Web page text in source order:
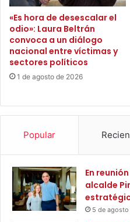
n
e
l
p
r
o
g
a
m
e
p
e
r
t
a
s
a
o
g
a
p
e
s
«Es hora de desescalar el
odio»: Laura Beltrán
convoca a un diálogo
nacional entre víctimas y
sectores políticos
1 de agosto de 2026
Popular
En
alcalde
5 de